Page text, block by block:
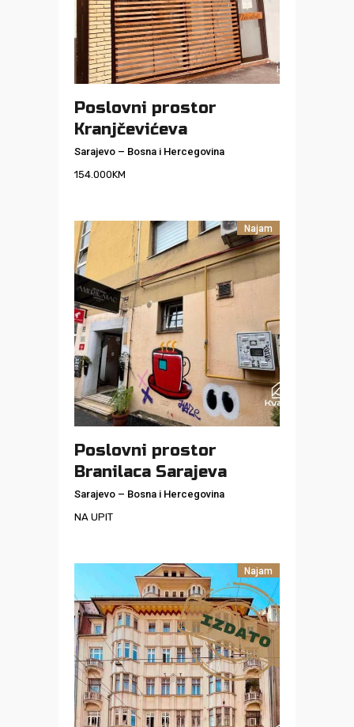
Poslovni prostor
Kranjčevićeva
Sarajevo – Bosna i Hercegovina
154.000KM
Najam
Poslovni prostor
Branilaca Sarajeva
Sarajevo – Bosna i Hercegovina
NA UPIT
Najam